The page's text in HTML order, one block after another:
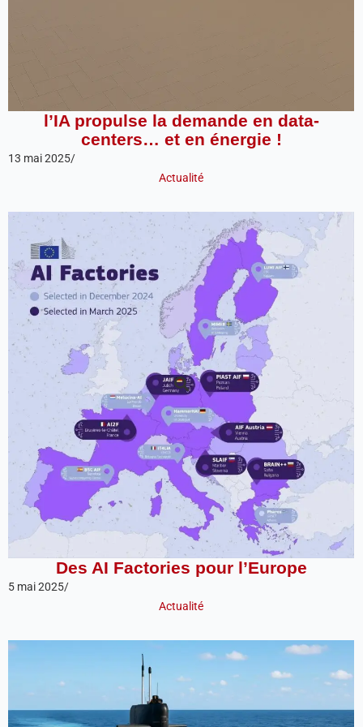
l’IA propulse la demande en data-
centers… et en énergie !
13 mai 2025/
Actualité
Des AI Factories pour l’Europe
5 mai 2025/
Actualité